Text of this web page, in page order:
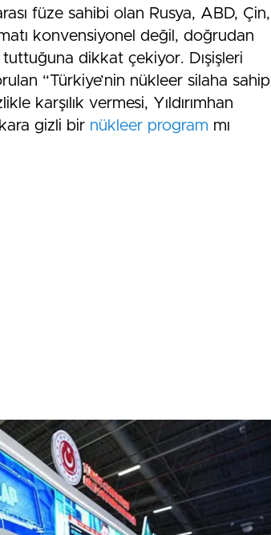
füze sahibi olan Rusya, ABD, Çin,
konvensiyonel değil, doğrudan
tuttuğuna dikkat çekiyor. Dışişleri
“Türkiye’nin nükleer silaha sahip
karşılık vermesi, Yıldırımhan
gizli bir nükleer program mı